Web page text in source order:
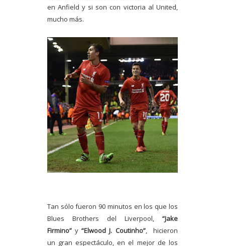
en Anfield y si son con victoria al United,
mucho más.
Tan sólo fueron 90 minutos en los que los
Blues Brothers del Liverpool, “Jake
Firmino”y“Elwood J. Coutinho”, hicieron
un gran espectáculo, en el mejor de los